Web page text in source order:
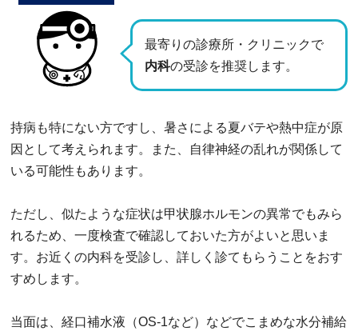
最寄りの診療所・クリニックで
内科の受診を推奨します。
持病も特にない方ですし、暑さによる夏バテや熱中症が原
因として考えられます。また、自律神経の乱れが関係して
いる可能性もあります。
ただし、似たような症状は甲状腺ホルモンの異常でもみら
れるため、一度検査で確認しておいた方がよいと思いま
す。お近くの内科を受診し、詳しく診てもらうことをおす
すめします。
当面は、経口補水液（OS-1など）などでこまめな水分補給